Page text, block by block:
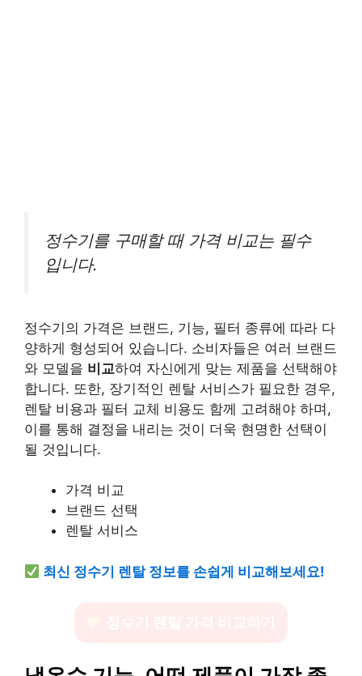
정수기를 구매할 때 가격 비교는 필수
입니다.
정수기의 가격은 브랜드, 기능, 필터 종류에 따라 다
양하게 형성되어 있습니다. 소비자들은 여러 브랜드
와 모델을 비교하여 자신에게 맞는 제품을 선택해야
합니다. 또한, 장기적인 렌탈 서비스가 필요한 경우,
렌탈 비용과 필터 교체 비용도 함께 고려해야 하며,
이를 통해 결정을 내리는 것이 더욱 현명한 선택이
될 것입니다.
가격 비교
브랜드 선택
렌탈 서비스
최신 정수기 렌탈 정보를 손쉽게 비교해보세요!